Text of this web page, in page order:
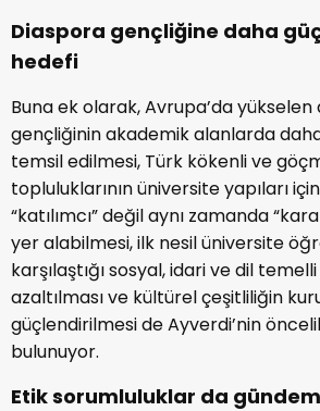
Diaspora gençliğine daha
hedefi
Buna ek olarak, Avrupa’da
gençliğinin akademik alanlarda
temsil edilmesi, Türk kökenli ve
topluluklarının üniversite yapıları
“katılımcı” değil aynı zamanda
yer alabilmesi, ilk nesil üniversite
karşılaştığı sosyal, idari ve dil
azaltılması ve kültürel çeşitliliğin
güçlendirilmesi de Ayverdi’nin
bulunuyor.
Etik sorumluluklar da